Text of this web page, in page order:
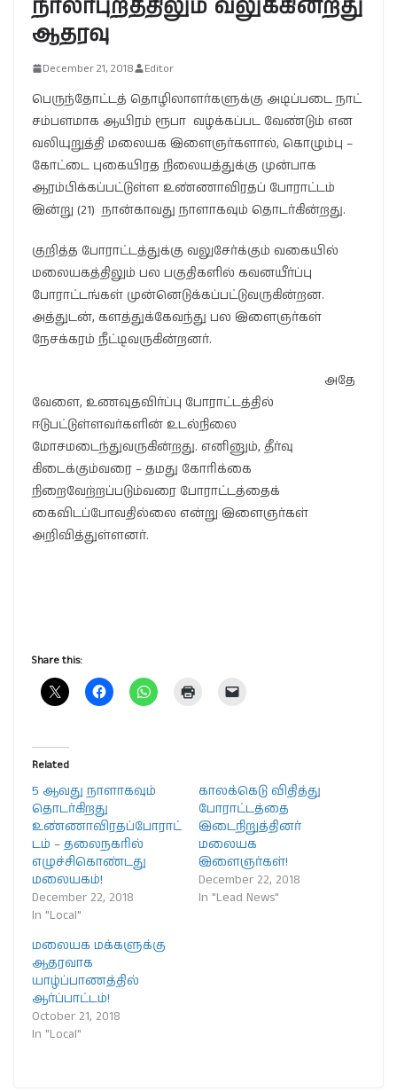
நாலாபுறத்திலும் வலுக்கின்றது
ஆதரவு
December 21, 2018 Editor
பெருந்தோட்டத் தொழிலாளர்களுக்கு அடிப்படை நாட்
சம்பளமாக ஆயிரம் ரூபா வழக்கப்பட வேண்டும் என
வலியுறுத்தி மலையக இளைஞர்களால், கொழும்பு –
கோட்டை புகையிரத நிலையத்துக்கு முன்பாக
ஆரம்பிக்கப்பட்டுள்ள உண்ணாவிரதப் போராட்டம்
இன்று (21) நான்காவது நாளாகவும் தொடர்கின்றது.
குறித்த போராட்டத்துக்கு வலுசேர்க்கும் வகையில்
மலையகத்திலும் பல பகுதிகளில் கவனயீர்ப்பு
போராட்டங்கள் முன்னெடுக்கப்பட்டுவருகின்றன.
அத்துடன், களத்துக்கேவந்து பல இளைஞர்கள்
நேசக்கரம் நீட்டிவருகின்றனர்.
அதே
வேளை, உணவுதவிர்ப்பு போராட்டத்தில்
ஈடுபட்டுள்ளவர்களின் உடல்நிலை
மோசமடைந்துவருகின்றது. எனினும், தீர்வு
கிடைக்கும்வரை – தமது கோரிக்கை
நிறைவேற்றப்படும்வரை போராட்டத்தைக்
கைவிடப்போவதில்லை என்று இளைஞர்கள்
அறிவித்துள்ளனர்.
Share this:
Related
5 ஆவது நாளாகவும்
தொடர்கிறது
உண்ணாவிரதப்போராட்
டம் – தலைநகரில்
எழுச்சிகொண்டது
மலையகம்!
December 22, 2018
In "Local"
காலக்கெடு விதித்து
போராட்டத்தை
இடைநிறுத்தினர்
மலையக
இளைஞர்கள்!
December 22, 2018
In "Lead News"
மலையக மக்களுக்கு
ஆதரவாக
யாழ்ப்பாணத்தில்
ஆர்ப்பாட்டம்!
October 21, 2018
In "Local"